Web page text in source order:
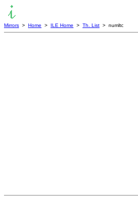
Mirrors > Home > ILE Home > Th. List > numltc